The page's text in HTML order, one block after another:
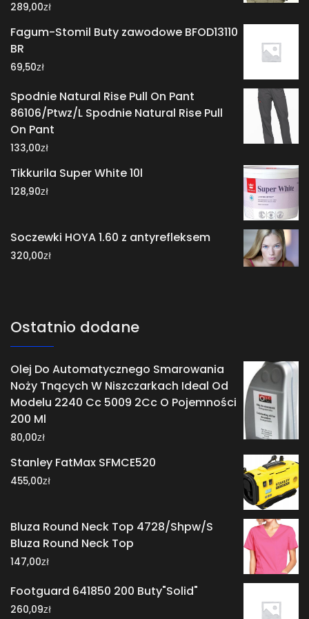
289,00zł
Fagum-Stomil Buty zawodowe BFOD13110
BR
69,50zł
Spodnie Natural Rise Pull On Pant
86106/Ptwz/L Spodnie Natural Rise Pull
On Pant
133,00zł
Tikkurila Super White 10l
128,90zł
Soczewki HOYA 1.60 z antyrefleksem
320,00zł
Ostatnio dodane
Olej Do Automatycznego Smarowania
Noży Tnących W Niszczarkach Ideal Od
Modelu 2240 Cc 5009 2Cc O Pojemności
200 Ml
80,00zł
Stanley FatMax SFMCE520
455,00zł
Bluza Round Neck Top 4728/Shpw/S
Bluza Round Neck Top
147,00zł
Footguard 641850 200 Buty"Solid"
260,09zł